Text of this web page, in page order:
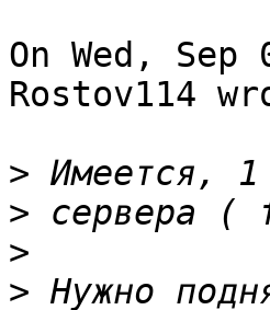
On Wed,
Rostov114
>
>
>
>